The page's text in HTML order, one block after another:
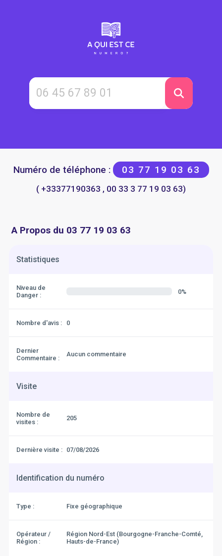
Numéro de téléphone : 03 77 19 03 63
( +33377190363 , 00 33 3 77 19 03 63)
A Propos du 03 77 19 03 63
Statistiques
Niveau de
Danger :
0%
Nombre d'avis : 0
Dernier
Commentaire :
Aucun commentaire
Visite
Nombre de
visites :
205
Dernière visite : 07/08/2026
Identification du numéro
Type : Fixe géographique
Opérateur /
Région :
Région Nord-Est (Bourgogne-Franche-Comté,
Hauts-de-France)